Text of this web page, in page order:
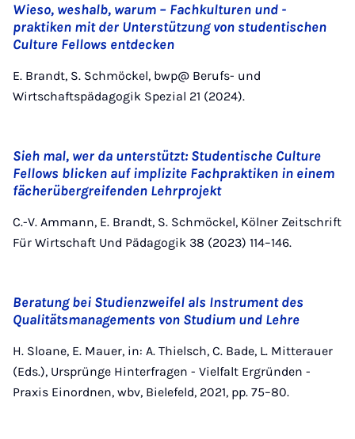
Wieso, weshalb, warum – Fachkulturen und -
praktiken mit der Unterstützung von studentischen
Culture Fellows entdecken
E. Brandt, S. Schmöckel, bwp@ Berufs- und
Wirtschaftspädagogik Spezial 21 (2024).
Sieh mal, wer da unterstützt: Studentische Culture
Fellows blicken auf implizite Fachpraktiken in einem
fächerübergreifenden Lehrprojekt
C.-V. Ammann, E. Brandt, S. Schmöckel, Kölner Zeitschrift
Für Wirtschaft Und Pädagogik 38 (2023) 114–146.
Beratung bei Studienzweifel als Instrument des
Qualitätsmanagements von Studium und Lehre
H. Sloane, E. Mauer, in: A. Thielsch, C. Bade, L. Mitterauer
(Eds.), Ursprünge Hinterfragen - Vielfalt Ergründen -
Praxis Einordnen, wbv, Bielefeld, 2021, pp. 75–80.